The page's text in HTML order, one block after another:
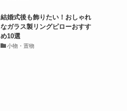
結婚式後も飾りたい！おしゃれ
なガラス製リングピローおすす
め10選
小物・置物